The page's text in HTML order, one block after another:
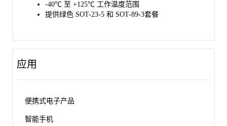
-40℃ 至 +125℃ 工作温度范围
提供绿色 SOT-23-5 和 SOT-89-3套餐
应用
便携式电子产品
智能手机